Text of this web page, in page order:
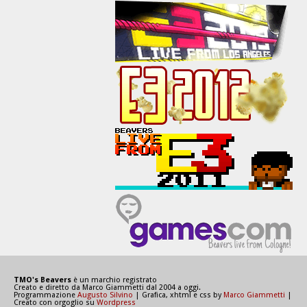
TMO's Beavers è un marchio registrato
Creato e diretto da Marco Giammetti dal 2004 a oggi.
Programmazione Augusto Silvino | Grafica, xhtml e css byMarco Giammetti
Creato con orgoglio su Wordpress